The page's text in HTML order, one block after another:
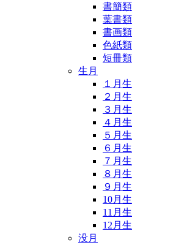
書簡類
葉書類
書画類
色紙類
短冊類
生月
１月生
２月生
３月生
４月生
５月生
６月生
７月生
８月生
９月生
10月生
11月生
12月生
没月